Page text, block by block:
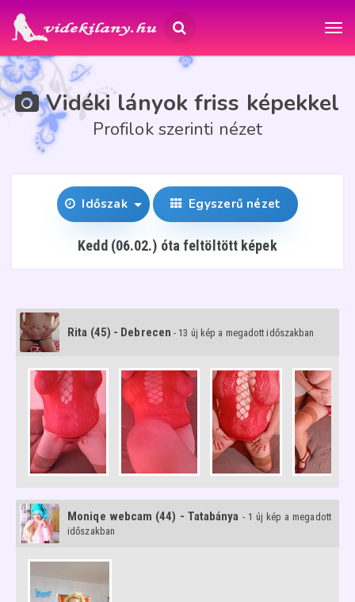
Vidéki lányok friss képekkel
Profilok szerinti nézet
Időszak Egyszerű nézet
Kedd (06.02.) óta feltöltött képek
Rita (45) - Debrecen - 13 új kép a megadott időszakban
Moniqe webcam (44) - Tatabánya - 1 új kép a megadott
időszakban